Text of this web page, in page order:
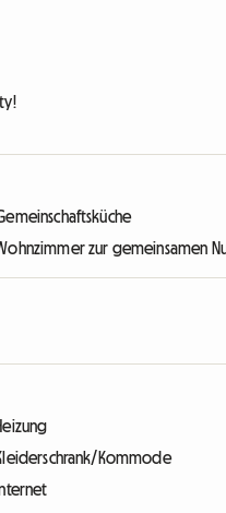
zur gemeinsamen
Kommode